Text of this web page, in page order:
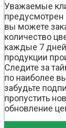
Уважаемые
предусмотрен
вы можете
количество
каждые 7
продукции
Следите за
по наиболее
забудьте
пропустить
обновление